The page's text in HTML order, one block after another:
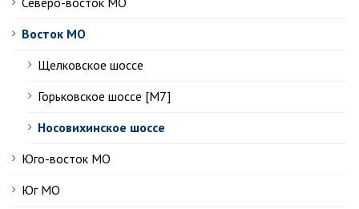
Восток МО
Щелковское шоссе
Горьковское шоссе [М7]
Носовихинское шоссе
Юго-восток МО
Юг МО